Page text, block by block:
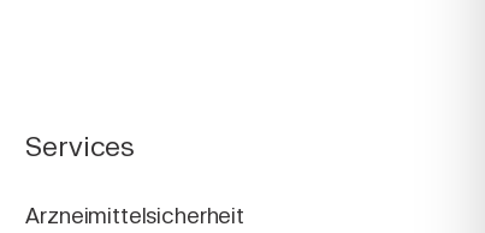
Services
Arzneimittelsicherheit